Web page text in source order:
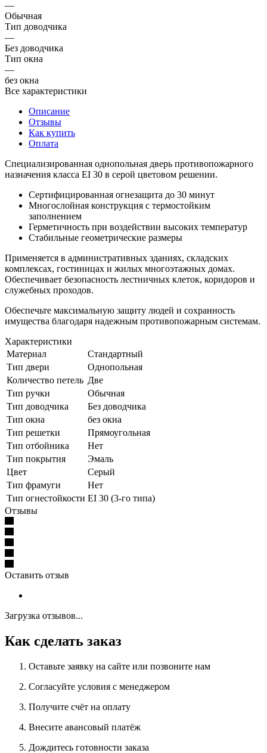
—
Обычная
Тип доводчика
—
Без доводчика
Тип окна
—
без окна
Все характеристики
Описание
Отзывы
Как купить
Оплата
Специализированная однопольная дверь противопожарного
назначения класса EI 30 в серой цветовом решении.
Сертифицированная огнезащита до 30 минут
Многослойная конструкция с термостойким
заполнением
Герметичность при воздействии высоких температур
Стабильные геометрические размеры
Применяется в административных зданиях, складских
комплексах, гостиницах и жилых многоэтажных домах.
Обеспечивает безопасность лестничных клеток, коридоров и
служебных проходов.
Обеспечьте максимальную защиту людей и сохранность
имущества благодаря надежным противопожарным системам.
Характеристики
Материал
Стандартный
Тип двери
Однопольная
Количество петель Две
Тип ручки
Обычная
Тип доводчика
Без доводчика
Тип окна
без окна
Тип решетки
Прямоугольная
Тип отбойника
Нет
Тип покрытия
Эмаль
Цвет
Серый
Тип фрамуги
Нет
Тип огнестойкости EI 30 (3-го типа)
Отзывы
Оставить отзыв
Загрузка отзывов...
Как сделать заказ
Оставьте заявку на сайте или позвоните нам
Согласуйте условия с менеджером
Получите счёт на оплату
Внесите авансовый платёж
Дождитесь готовности заказа